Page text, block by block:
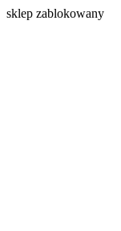
sklep zablokowany